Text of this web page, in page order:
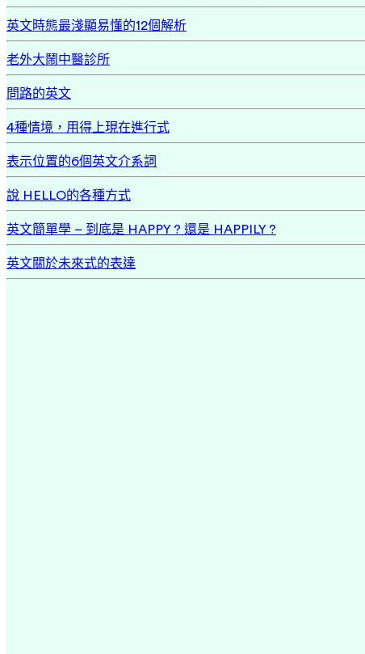
英文時態最淺顯易懂的12個解析
老外大鬧中醫診所
問路的英文
4種情境，用得上現在進行式
表示位置的6個英文介系詞
說 HELLO的各種方式
英文簡單學 – 到底是 HAPPY ? 還是 HAPPILY ?
英文關於未來式的表達